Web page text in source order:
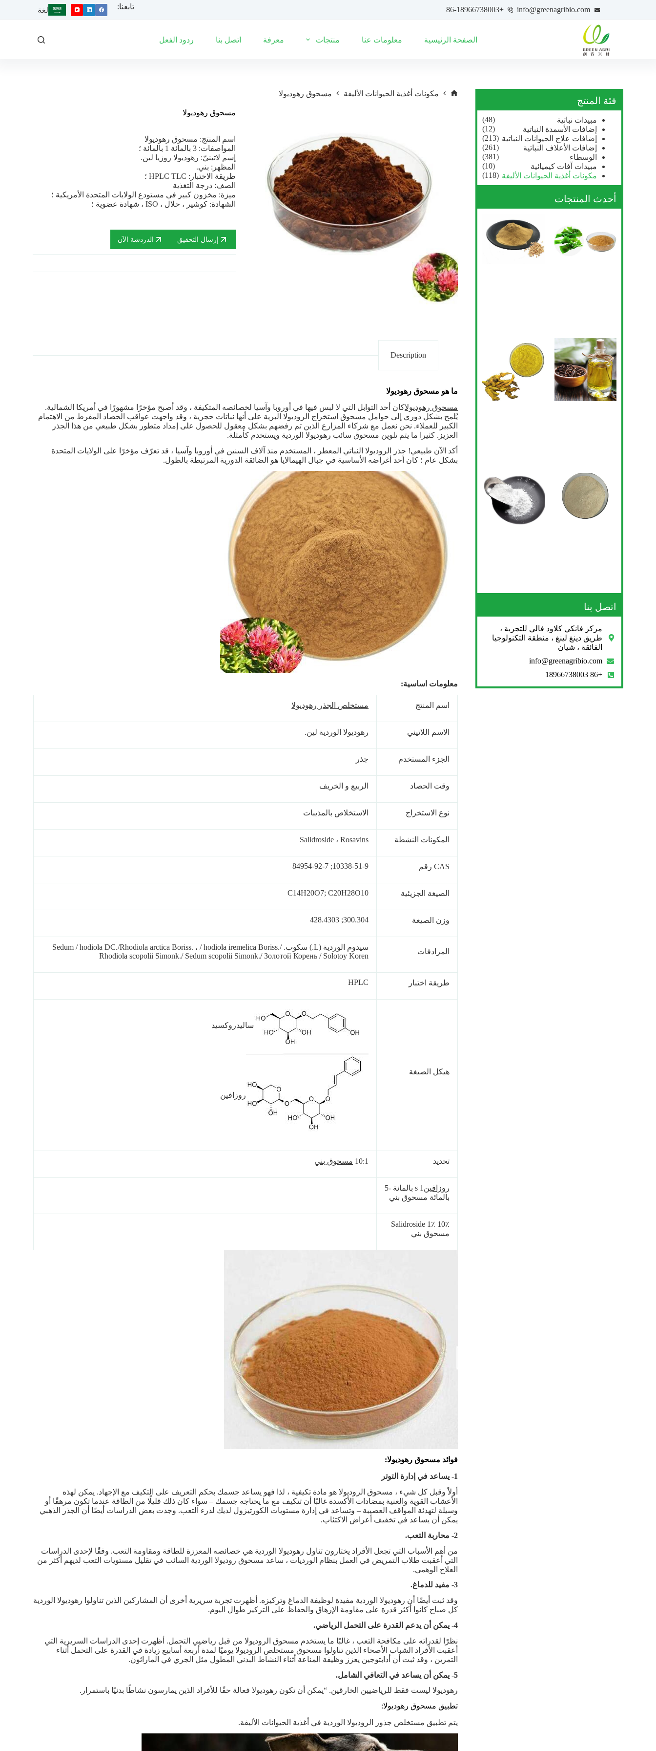
info@greenagribio.com
+86-18966738003 تابعنا: لغة
الصفحة الرئيسية معلومات عنا منتجات معرفة اتصل بنا ردود الفعل
مكونات أغذية الحيوانات الأليفة مسحوق رهوديولا
مسحوق رهوديولا
اسم المنتج: مسحوق رهوديولا
المواصفات: 3 بالمائة 1 بالمائة ؛
إسم لاتينيّ: رهوديولا روزيا لين.
المظهر: بني.
طريقة الاختبار: HPLC TLC ؛
الصف: درجة التغذية
ميزة: مخزون كبير في مستودع الولايات المتحدة الأمريكية ؛
الشهادة: كوشير ، حلال ، ISO ، شهادة عضوية ؛
إرسال التحقيق الدردشة الآن
Description
ما هو مسحوق رهوديولا
مسحوق رهوديولاكان أحد التوابل التي لا لبس فيها في أوروبا وآسيا لخصائصه المتكيفة ، وقد أصبح مؤخرًا مشهورًا في أمريكا الشمالية.
يُلمح بشكل دوري إلى حوامل مسحوق استخراج الروديولا البرية على أنها نباتات حجرية ، وقد واجهت عواقب الحصاد المفرط من الاهتمام
الكبير للعملاء. نحن نعمل مع شركاء المزارع الذين تم رفضهم بشكل معقول للحصول على إمداد متطور بشكل طبيعي من هذا الجذر
العزيز. كثيرا ما يتم تلوين مسحوق سائب رهوديولا الوردية ويستخدم كأمثلة.
أكد الآن طبيعي! جذر الروديولا النباتي المعطر ، المستخدم منذ آلاف السنين في أوروبا وآسيا ، قد تعرّف مؤخرًا على الولايات المتحدة
بشكل عام ؛ كان أحد أغراضه الأساسية في جبال الهيمالايا هو الضائقة الدورية المرتبطة بالطول.
معلومات اساسية:
اسم المنتج مستخلص الجذر رهوديولا
الاسم اللاتيني رهوديولا الوردية لين.
الجزء المستخدم جذر
وقت الحصاد الربيع و الخريف
نوع الاستخراج الاستخلاص بالمذيبات
المكونات النشطة Salidroside ، Rosavins
CAS رقم 10338-51-9; 84954-92-7
الصيغة الجزيئية C14H20O7; C20H28O10
وزن الصيغة 300.304; 428.4303
المرادفات
سيدوم الوردية (L.) سكوب. Sedum / hodiola DC./Rhodiola arctica Boriss. ، / hodiola iremelica Boriss./
Rhodiola scopolii Simonk./ Sedum scopolii Simonk./ Золотой Корень / Solotoy Koren
طريقة اختبار HPLC
هيكل الصيغة
ساليدروكسيد
روزافين
تحديد 10:1 مسحوق بني
روزافين
s 1 بالمائة -5
بالمائة مسحوق بني
Salidroside 1٪ 10٪
مسحوق بني
فوائد مسحوق رهوديولا:
1- يساعد في إدارة التوتر
أولاً وقبل كل شيء ، مسحوق الروديولا هو مادة تكيفية ، لذا فهو يساعد جسمك بحكم التعريف على التكيف مع الإجهاد. يمكن لهذه
الأعشاب القوية والغنية بمضادات الأكسدة غالبًا أن تتكيف مع ما يحتاجه جسمك – سواء كان ذلك قليلًا من الطاقة عندما تكون مرهقًا أو
وسيلة لتهدئة المواقف العصيبة – وتساعد في إدارة مستويات الكورتيزول لديك لدرء التعب. وجدت بعض الدراسات أيضًا أن الجذر الذهبي
يمكن أن يساعد في تخفيف أعراض الاكتئاب.
2- محاربة التعب.
من أهم الأسباب التي تجعل الأفراد يختارون تناول رهوديولا الوردية هي خصائصه المعززة للطاقة ومقاومة التعب. وفقًا لإحدى الدراسات
التي أعقبت طلاب التمريض في العمل بنظام الورديات ، ساعد مسحوق روديولا الوردية السائب في تقليل مستويات التعب لديهم أكثر من
العلاج الوهمي.
3- مفيد للدماغ.
وقد ثبت أيضًا أن رهوديولا الوردية مفيدة لوظيفة الدماغ وتركيزه. أظهرت تجربة سريرية أخرى أن المشاركين الذين تناولوا رهوديولا الوردية
كل صباح كانوا أكثر قدرة على مقاومة الإرهاق والحفاظ على التركيز طوال اليوم.
4- يمكن أن يدعم القدرة على التحمل الرياضي.
نظرًا لقدراته على مكافحة التعب ، غالبًا ما يستخدم مسحوق الروديولا من قبل رياضيي التحمل. أظهرت إحدى الدراسات السريرية التي
أعقبت الأفراد الشباب الأصحاء الذين تناولوا مسحوق مستخلص الروديولا يوميًا لمدة أربعة أسابيع زيادة في القدرة على التحمل أثناء
التمرين ، وقد ثبت أن أدابتوجين يعزز وظيفة المناعة أثناء النشاط البدني المطول مثل الجري في الماراثون.
5- يمكن أن يساعد في التعافي الشامل.
رهوديولا ليست فقط للرياضيين الخارقين. “يمكن أن تكون رهوديولا فعالة حقًا للأفراد الذين يمارسون نشاطًا بدنيًا باستمرار.
تطبيق مسحوق رهوديولا:
يتم تطبيق مستخلص جذور الروديولا الوردية في أغذية الحيوانات الأليفة.
فئة المنتج
مبيدات نباتية
(48)
إضافات الأسمدة النباتية
(12)
إضافات علاج الحيوانات النباتية (213)
إضافات الأعلاف النباتية
(261)
الوسطاء
(381)
مبيدات آفات كيميائية
(10)
مكونات أغذية الحيوانات الأليفة (118)
أحدث المنتجات
اتصل بنا
مركز فانكي كلاود فالي للتجربة ،
طريق دينغ لينغ ، منطقة التكنولوجيا
الفائقة ، شيان
info@greenagribio.com
+86 18966738003